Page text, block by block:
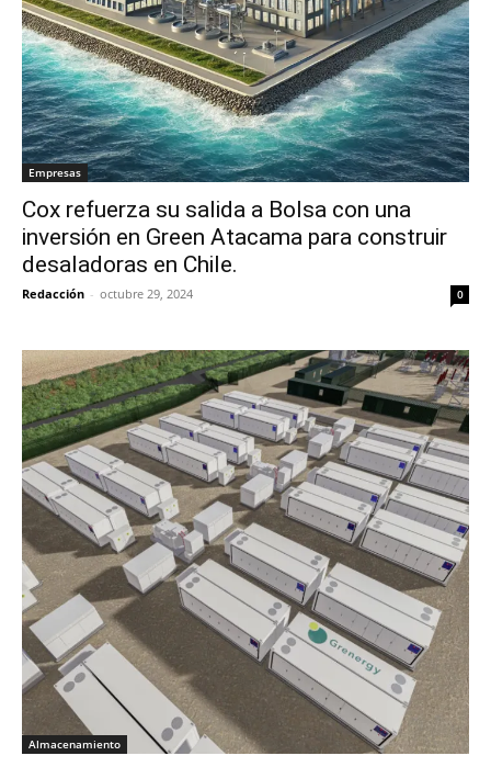
Empresas
Cox refuerza su salida a Bolsa con una
inversión en Green Atacama para construir
desaladoras en Chile.
Redacción - octubre 29, 2024 0
Almacenamiento